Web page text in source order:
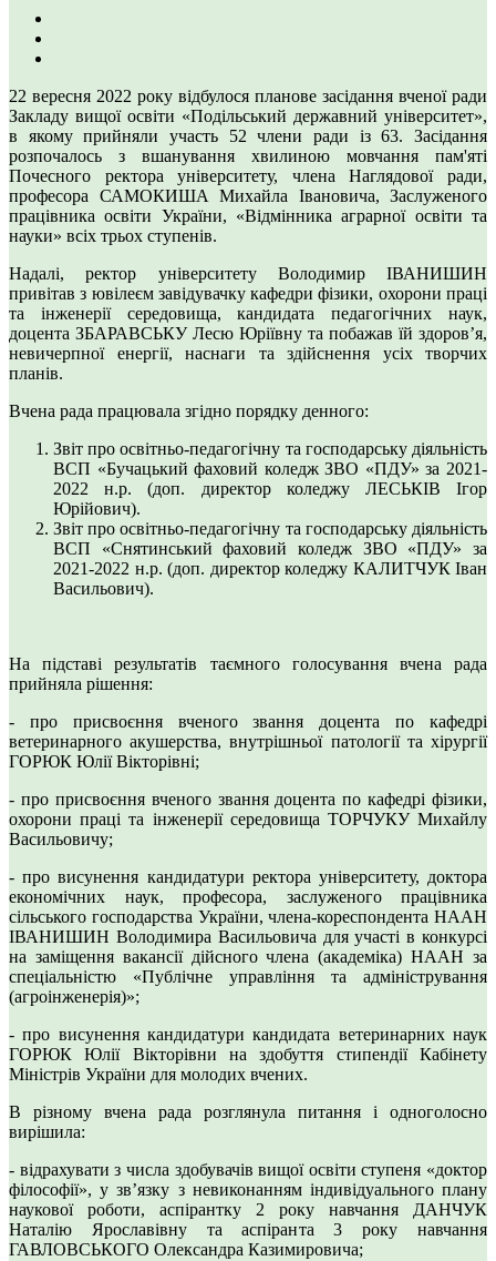
22 вересня 2022 року відбулося планове засідання вченої ради
Закладу вищої освіти «Подільський державний університет»,
в якому прийняли участь 52 члени ради із 63. Засідання
розпочалось з вшанування хвилиною мовчання пам'яті
Почесного ректора університету, члена Наглядової ради,
професора САМОКИША Михайла Івановича, Заслуженого
працівника освіти України, «Відмінника аграрної освіти та
науки» всіх трьох ступенів.
Надалі, ректор університету Володимир ІВАНИШИН
привітав з ювілеєм завідувачку кафедри фізики, охорони праці
та інженерії середовища, кандидата педагогічних наук,
доцента ЗБАРАВСЬКУ Лесю Юріївну та побажав їй здоров’я,
невичерпної енергії, наснаги та здійснення усіх творчих
планів.
Вчена рада працювала згідно порядку денного:
Звіт про освітньо-педагогічну та господарську діяльність
ВСП «Бучацький фаховий коледж ЗВО «ПДУ» за 2021-
2022 н.р. (доп. директор коледжу ЛЕСЬКІВ Ігор
Юрійович).
Звіт про освітньо-педагогічну та господарську діяльність
ВСП «Снятинський фаховий коледж ЗВО «ПДУ» за
2021-2022 н.р. (доп. директор коледжу КАЛИТЧУК Іван
Васильович).
На підставі результатів таємного голосування вчена рада
прийняла рішення:
- про присвоєння вченого звання доцента по кафедрі
ветеринарного акушерства, внутрішньої патології та хірургії
ГОРЮК Юлії Вікторівні;
- про присвоєння вченого звання доцента по кафедрі фізики,
охорони праці та інженерії середовища ТОРЧУКУ Михайлу
Васильовичу;
- про висунення кандидатури ректора університету, доктора
економічних наук, професора, заслуженого працівника
сільського господарства України, члена-кореспондента НААН
ІВАНИШИН Володимира Васильовича для участі в конкурсі
на заміщення вакансії дійсного члена (академіка) НААН за
спеціальністю «Публічне управління та адміністрування
(агроінженерія)»;
- про висунення кандидатури кандидата ветеринарних наук
ГОРЮК Юлії Вікторівни на здобуття стипендії Кабінету
Міністрів України для молодих вчених.
В різному вчена рада розглянула питання і одноголосно
вирішила:
- відрахувати з числа здобувачів вищої освіти ступеня «доктор
філософії», у зв’язку з невиконанням індивідуального плану
наукової роботи, аспірантку 2 року навчання ДАНЧУК
Наталію Ярославівну та аспіранта 3 року навчання
ГАВЛОВСЬКОГО Олександра Казимировича;